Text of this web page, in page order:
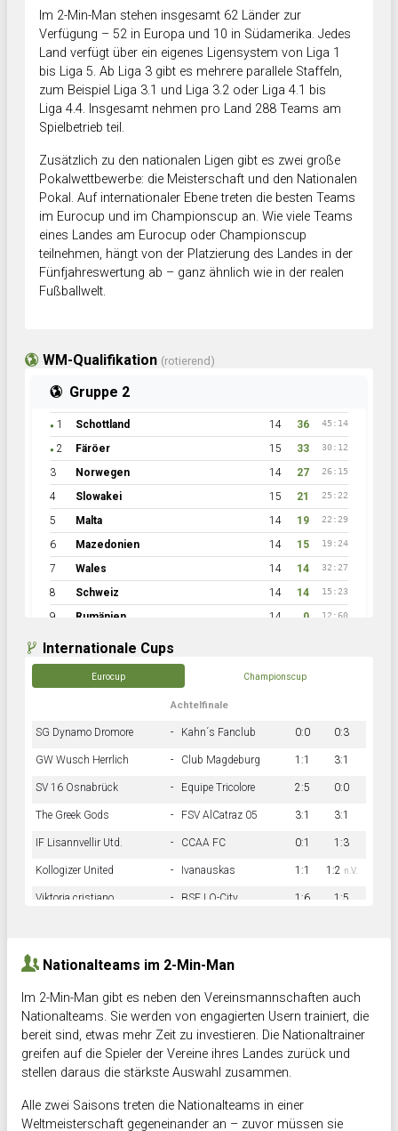
Im 2-Min-Man stehen insgesamt 62 Länder zur
Verfügung – 52 in Europa und 10 in Südamerika. Jedes
Land verfügt über ein eigenes Ligensystem von Liga 1
bis Liga 5. Ab Liga 3 gibt es mehrere parallele Staffeln,
zum Beispiel Liga 3.1 und Liga 3.2 oder Liga 4.1 bis
Liga 4.4. Insgesamt nehmen pro Land 288 Teams am
Spielbetrieb teil.
Zusätzlich zu den nationalen Ligen gibt es zwei große
Pokalwettbewerbe: die Meisterschaft und den Nationalen
Pokal. Auf internationaler Ebene treten die besten Teams
im Eurocup und im Championscup an. Wie viele Teams
eines Landes am Eurocup oder Championscup
teilnehmen, hängt von der Platzierung des Landes in der
Fünfjahreswertung ab – ganz ähnlich wie in der realen
Fußballwelt.
WM-Qualifikation (rotierend)
Gruppe 2
● 1 Schottland 14 36 45:14
● 2 Färöer 15 33 30:12
3 Norwegen 14 27 26:15
4 Slowakei 15 21 25:22
5 Malta 14 19 22:29
6 Mazedonien 14 15 19:24
7 Wales 14 14 32:27
8 Schweiz 14 14 15:23
9 Rumänien 14 0 12:60
Internationale Cups
Eurocup Championscup
Achtelfinale
SG Dynamo Dromore - Kahn´s Fanclub 0:0 0:3
GW Wusch Herrlich - Club Magdeburg 1:1 3:1
SV 16 Osnabrück - Equipe Tricolore 2:5 0:0
The Greek Gods - FSV AlCatraz 05 3:1 3:1
IF Lisannvellir Utd. - CCAA FC 0:1 1:3
Kollogizer United - Ivanauskas 1:1 1:2 n.V.
Viktoria cristiano - BSF LO-City 1:6 1:5
Nationalteams im 2-Min-Man
Im 2-Min-Man gibt es neben den Vereinsmannschaften auch
Nationalteams. Sie werden von engagierten Usern trainiert, die
bereit sind, etwas mehr Zeit zu investieren. Die Nationaltrainer
greifen auf die Spieler der Vereine ihres Landes zurück und
stellen daraus die stärkste Auswahl zusammen.
Alle zwei Saisons treten die Nationalteams in einer
Weltmeisterschaft gegeneinander an – zuvor müssen sie